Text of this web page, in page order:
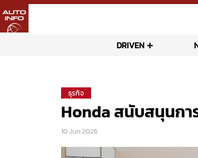
DRIVEN
ธุรกิจ
Honda สนับสนุนกา
10 Jun 2026